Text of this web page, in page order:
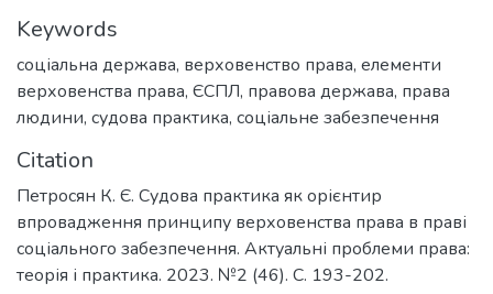
Keywords
соціальна держава, верховенство права, елементи
верховенства права, ЄСПЛ, правова держава, права
людини, судова практика, соціальне забезпечення
Citation
Петросян К. Є. Судова практика як орієнтир
впровадження принципу верховенства права в праві
соціального забезпечення. Актуальні проблеми права:
теорія і практика. 2023. №2 (46). С. 193-202.